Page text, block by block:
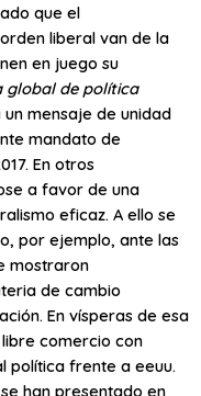
que el
liberal van de la
en juego su
global de política
mensaje de unidad
mandato de
En otros
a favor de una
eficaz. A ello se
por ejemplo, ante las
mostraron
de cambio
En vísperas de esa
comercio con
política frente a eeuu.
han presentado en